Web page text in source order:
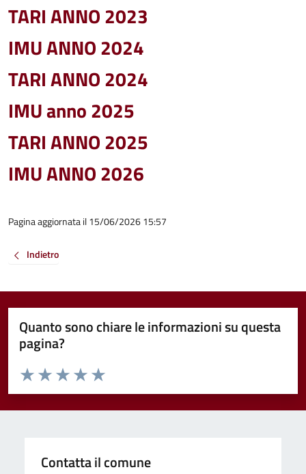
TARI ANNO 2023
IMU ANNO 2024
TARI ANNO 2024
IMU anno 2025
TARI ANNO 2025
IMU ANNO 2026
Pagina aggiornata il 15/06/2026 15:57
Indietro
Quanto sono chiare le informazioni su questa
pagina?
Valuta da 1 a 5 stelle la pagina
Valuta 5 stelle su 5
Valuta 4 stelle su 5
Valuta 3 stelle su 5
Valuta 2 stelle su 5
Valuta 1 stelle su 5
Contatta il comune